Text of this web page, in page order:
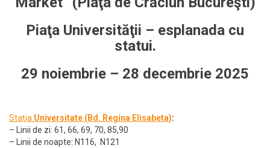
Piaţa Universităţii – esplanada cu
statui.
29 noiembrie – 28 decembrie 2025
Staţia Universitate (Bd. Regina Elisabeta):
– Linii de zi: 61, 66, 69, 70, 85,90
– Linii de noapte: N116, N121